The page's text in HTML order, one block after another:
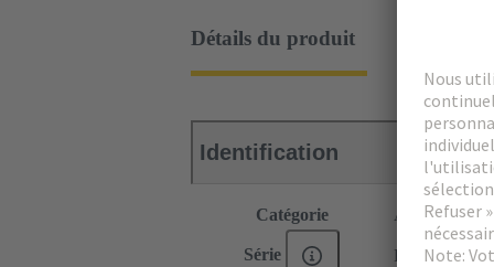
Détails du produit
Identification
Catégorie Accessoires
Série DIN 41612